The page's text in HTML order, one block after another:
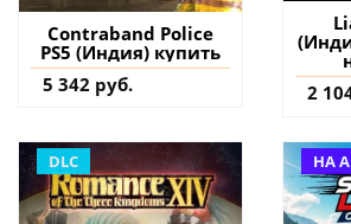
Contraband Police
PS5 (Индия) купить
5 342 руб.
2
DLC НА